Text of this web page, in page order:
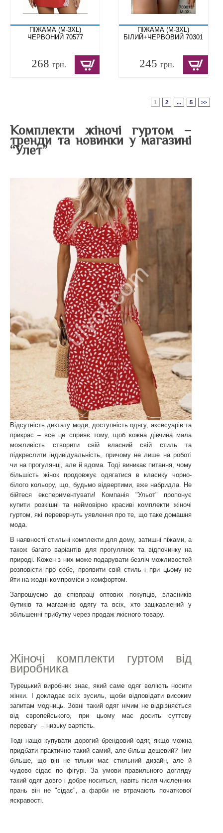
ПІЖАМА (M-3XL)
ЧЕРВОНИЙ 70577
268 грн.
ПІЖАМА (M-3XL)
БІЛИЙ+ЧЕРВОВИЙ 70301
245грн.
1 2 ... 5 >>
Комплекти жіночі гуртом –
тренди та новинки у магазині
“Улет”
Відсутність диктату моди, доступність одягу, аксесуарів та
прикрас – все це сприяє тому, щоб кожна дівчина мала
можливість створити свій власний свій стиль та
підкреслити індивідуальність, причому не лише на роботі
чи на прогулянці, але й вдома. Тоді виникає питання, чому
більшість жінок продовжує одягатися в класику чорно-
білого кольору, що, будьмо відвертими, вже набридла. Не
бійтеся експериментувати! Компанія "Ульот" пропонує
купити розкішні та неймовірно красиві комплекти жіночі
гуртом, які перевернуть уявлення про те, що таке домашня
мода.
В наявності стильні комплекти для дому, затишні піжами, а
також багато варіантів для прогулянок та відпочинку на
природі. Кожен з них може подарувати безліч можливостей
розповісти про себе, проявити свій стиль і при цьому не
йти на жодні компроміси з комфортом.
Запрошуємо до співпраці оптових покупців, власників
бутиків та магазинів одягу та всіх, хто зацікавлений у
збільшенні прибутку через продаж якісного товару.
Жіночі комплекти гуртом від
виробника
Турецький виробник знає, який саме одяг воліють носити
жінки. І докладає всіх зусиль, щоби відповідати високим
запитам модниць. Зовні такий одяг нічим не відрізняється
від європейського, при цьому має досить суттєву
перевагу – низьку вартість.
Тоді нащо купувати дорогий брендовий одяг, якщо можна
придбати практично такий самий, але більш дешевий? Тим
більше, що він не тільки має стильний дизайн, але й
чудово сідає по фігурі. За умови правильного догляду
такий одяг довго і добре носиться, навіть після численних
прань він не "сідає", а фарби не втрачають початкової
яскравості.